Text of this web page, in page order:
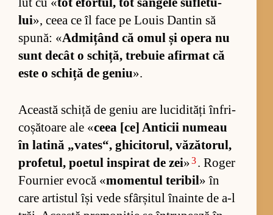
lui», ceea ce îl face pe Lo­uis Dan­tin să
spu­nă: «Ad­mițând că omul și opera nu
sunt de­cât o schi­ță, tre­buie afir­mat că
este o schiță de ge­niu».
Această schiță de ge­niu are lu­ci­di­tăți în­fri­
co­șătoare ale «ceea [ce] An­ti­cii nu­meau
în la­tină „va­tes“, ghi­ci­to­rul, vă­ză­to­rul,
pro­fe­tul, po­e­tul in­spi­rat de zei»3. Ro­ger
Fo­ur­nier evocă «mo­men­tul te­ri­bil» în
care ar­tis­tul își vede sfâr­și­tul îna­inte de a-l